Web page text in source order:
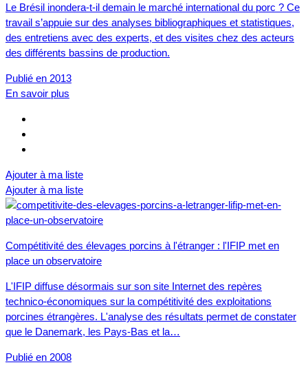
Le Brésil inondera-t-il demain le marché international du porc ? Ce
travail s’appuie sur des analyses bibliographiques et statistiques,
des entretiens avec des experts, et des visites chez des acteurs
des différents bassins de production.
Publié en 2013
En savoir plus
Ajouter à ma liste
Ajouter à ma liste
Compétitivité des élevages porcins à l'étranger : l'IFIP met en
place un observatoire
L'IFIP diffuse désormais sur son site Internet des repères
technico-économiques sur la compétitivité des exploitations
porcines étrangères. L'analyse des résultats permet de constater
que le Danemark, les Pays-Bas et la…
Publié en 2008